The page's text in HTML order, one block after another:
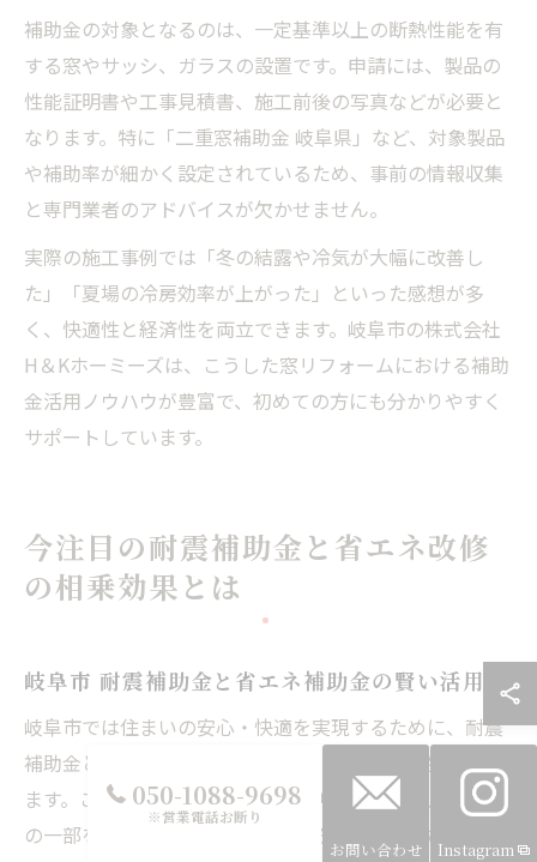
補助金の対象となるのは、一定基準以上の断熱性能を有
する窓やサッシ、ガラスの設置です。申請には、製品の
性能証明書や工事見積書、施工前後の写真などが必要と
なります。特に「二重窓補助金 岐阜県」など、対象製品
や補助率が細かく設定されているため、事前の情報収集
と専門業者のアドバイスが欠かせません。
実際の施工事例では「冬の結露や冷気が大幅に改善し
た」「夏場の冷房効率が上がった」といった感想が多
く、快適性と経済性を両立できます。岐阜市の株式会社
H＆Kホーミーズは、こうした窓リフォームにおける補助
金活用ノウハウが豊富で、初めての方にも分かりやすく
サポートしています。
今注目の耐震補助金と省エネ改修
の相乗効果とは
岐阜市 耐震補助金と省エネ補助金の賢い活用法
岐阜市では住まいの安心・快適を実現するために、耐震
補助金と省エネ補助金という2つの制度が用意されてい
ます。これらは地震対策や光熱費削減を目的に、工事費
の一部を市が補助してくれる仕組みです。そのため、家
050-1088-9698
※営業電話お断り
お問い合わせ Instagram